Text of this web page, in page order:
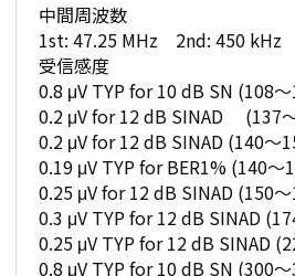
中間周波数
1st: 47.25 MHz 2nd: 450 kHz
受信感度
0.8 μV TYP for 10 dB SN (108
0.2 μV for 12 dB SINAD (137
0.2 μV for 12 dB SINAD (140～
0.19 μV TYP for BER1% (140
0.25 μV for 12 dB SINAD (150
0.3 μV TYP for 12 dB SINAD
0.25 μV TYP for 12 dB SINAD
0.8 μV TYP for 10 dB SN (300